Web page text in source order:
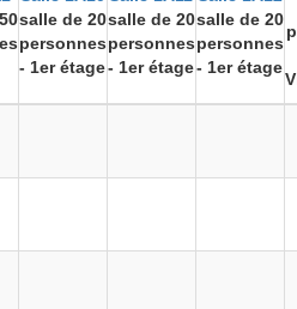
salle de 20
personnes
- 1er étage
salle de 20
personnes
- 1er étage
salle de 20
personnes
- 1er étage